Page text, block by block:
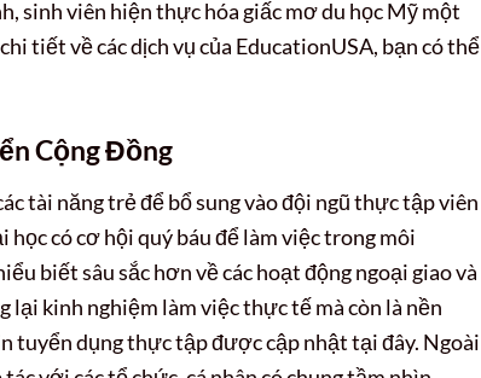
sinh viên hiện thực hóa giấc mơ du học Mỹ một
tiết về các dịch vụ của EducationUSA, bạn có thể
Cộng Đồng
tài năng trẻ để bổ sung vào đội ngũ thực tập viên
học có cơ hội quý báu để làm việc trong môi
biết sâu sắc hơn về các hoạt động ngoại giao và
lại kinh nghiệm làm việc thực tế mà còn là nền
tuyển dụng thực tập được cập nhật tại đây. Ngoài